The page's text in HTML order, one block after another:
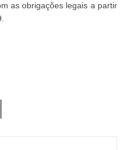
as obrigações legais a partir